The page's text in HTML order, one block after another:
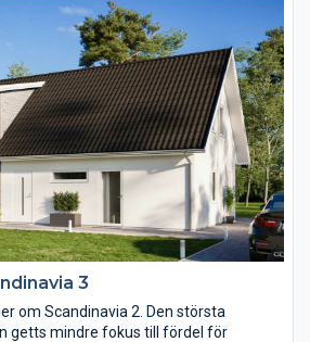
3
om Scandinavia 2. Den största
getts mindre fokus till fördel för